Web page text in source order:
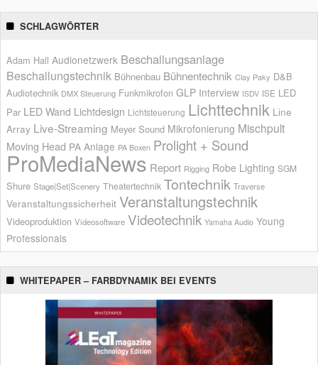
SCHLAGWÖRTER
Adam Hall Audionetzwerk Beschallungsanlage
Beschallungstechnik Bühnenbau Bühnentechnik Clay Paky D&B
Audiotechnik DMX Steuerung Funkmikrofon GLP Interview ISDV ISE LED
Par LED Wand Lichtdesign Lichtsteuerung Lichttechnik Line
Array Live-Streaming Meyer Sound Mikrofonierung Mischpult
Moving Head PA Anlage PA Boxen Prolight + Sound
ProMediaNews Report Rigging Robe Lighting SGM
Shure Stage|Set|Scenery Theatertechnik Tontechnik Traverse
Veranstaltungssicherheit Veranstaltungstechnik
Videoproduktion Videosoftware Videotechnik Yamaha Audio Young
Professionals
WHITEPAPER – FARBDYNAMIK BEI EVENTS